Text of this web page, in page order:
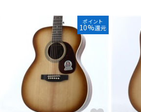
ポイント
10%還元